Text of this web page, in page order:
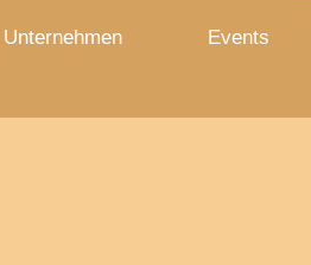
Unternehmen Events